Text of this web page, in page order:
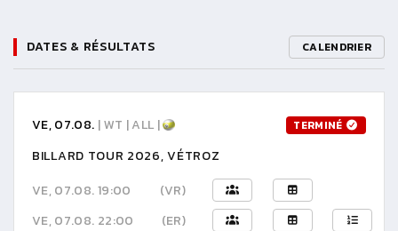
DATES & RÉSULTATS CALENDRIER
VE, 07.08. | WT | ALL | TERMINÉ
BILLARD TOUR 2026, VÉTROZ
VE, 07.08. 19:00
(VR)
VE, 07.08. 22:00
(ER)